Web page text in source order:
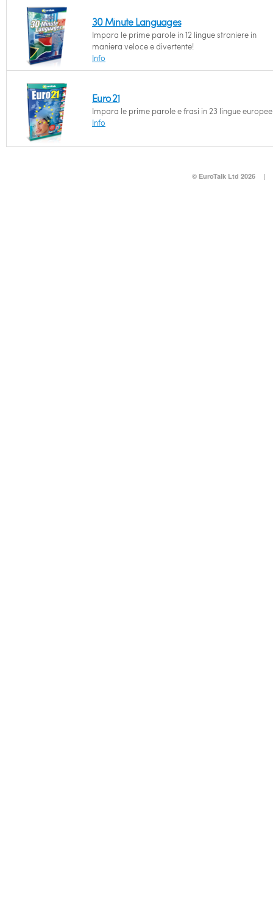
30 Minute Languages
Impara le prime parole in 12 lingue straniere in
maniera veloce e divertente!
Info
Euro 21
Impara le prime parole e frasi in 23 lingue europee
Info
© EuroTalk Ltd 2026 |